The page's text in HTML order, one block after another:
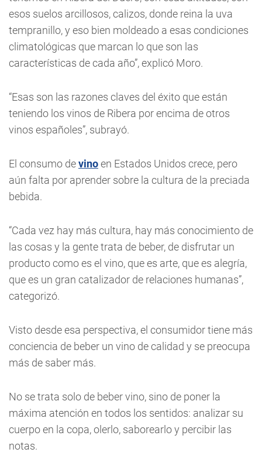
esos suelos arcillosos, calizos, donde reina la uva
tempranillo, y eso bien moldeado a esas condiciones
climatológicas que marcan lo que son las
características de cada año”, explicó Moro.
“Esas son las razones claves del éxito que están
teniendo los vinos de Ribera por encima de otros
vinos españoles”, subrayó.
El consumo devinoen Estados Unidos crece, pero
aún falta por aprender sobre la cultura de la preciada
bebida.
“Cada vez hay más cultura, hay más conocimiento de
las cosas y la gente trata de beber, de disfrutar un
producto como es el vino, que es arte, que es alegría,
que es un gran catalizador de relaciones humanas”,
categorizó.
Visto desde esa perspectiva, el consumidor tiene más
conciencia de beber un vino de calidad y se preocupa
más de saber más.
No se trata solo de beber vino, sino de poner la
máxima atención en todos los sentidos: analizar su
cuerpo en la copa, olerlo, saborearlo y percibir las
notas.